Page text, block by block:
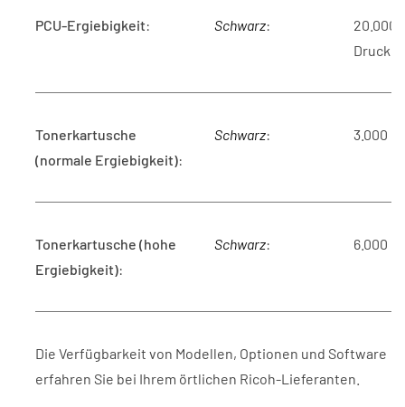
PCU-Ergiebigkeit: Schwarz:
20.000
Drucke
Tonerkartusche
(normale Ergiebigkeit):
Schwarz: 3.000
Tonerkartusche (hohe
Ergiebigkeit):
Schwarz: 6.000
Die Verfügbarkeit von Modellen, Optionen und Software
erfahren Sie bei Ihrem örtlichen Ricoh-Lieferanten.